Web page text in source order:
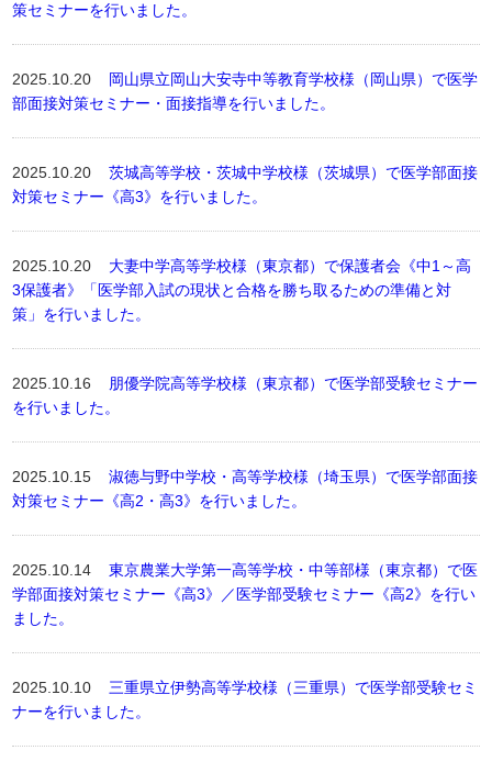
策セミナーを行いました。
2025.10.20 岡山県立岡山大安寺中等教育学校様（岡山県）で医学
部面接対策セミナー・面接指導を行いました。
2025.10.20茨城高等学校・茨城中学校様（茨城県）で医学部面接
対策セミナー《高3》を行いました。
2025.10.20 大妻中学高等学校様（東京都）で保護者会《中1～高
3保護者》「医学部入試の現状と合格を勝ち取るための準備と対
策」を行いました。
2025.10.16 朋優学院高等学校様（東京都）で医学部受験セミナー
を行いました。
2025.10.15淑徳与野中学校・高等学校様（埼玉県）で医学部面接
対策セミナー《高2・高3》を行いました。
2025.10.14東京農業大学第一高等学校・中等部様（東京都）で医
学部面接対策セミナー《高3》／医学部受験セミナー《高2》を行い
ました。
2025.10.10三重県立伊勢高等学校様（三重県）で医学部受験セミ
ナーを行いました。